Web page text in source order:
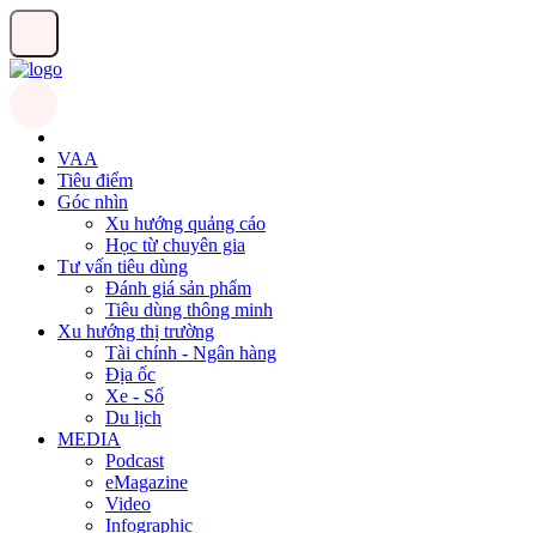
VAA
Tiêu điểm
Góc nhìn
Xu hướng quảng cáo
Học từ chuyên gia
Tư vấn tiêu dùng
Đánh giá sản phẩm
Tiêu dùng thông minh
Xu hướng thị trường
Tài chính - Ngân hàng
Địa ốc
Xe - Số
Du lịch
MEDIA
Podcast
eMagazine
Video
Infographic